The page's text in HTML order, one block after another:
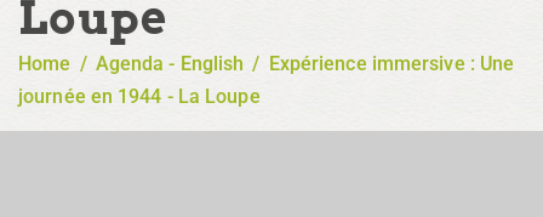
Loupe
Home / Agenda - English / Expérience immersive : Une
journée en 1944 - La Loupe